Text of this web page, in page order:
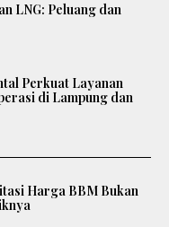
LNG: Peluang dan
Perkuat Layanan
di Lampung dan
BBM Bukan